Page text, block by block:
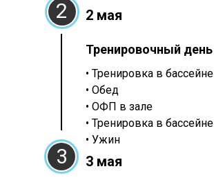
2
Тренировочный день
• Тренировка в бассейне
• Обед
• ОФП в зале
• Тренировка в бассейне
• Ужин
3 мая
3
2 мая